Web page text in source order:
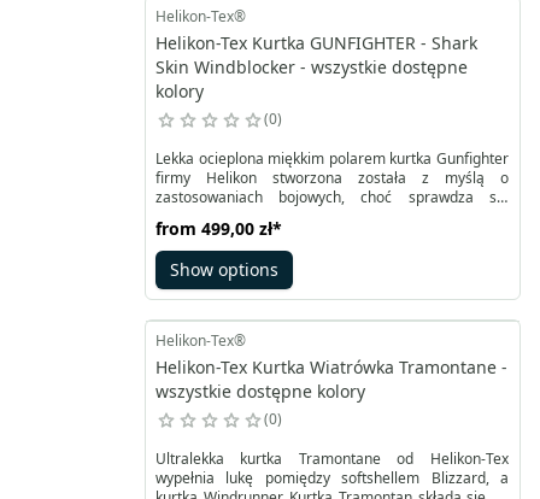
Helikon-Tex®
Helikon-Tex Kurtka GUNFIGHTER - Shark
Skin Windblocker - wszystkie dostępne
kolory
0
Lekka ocieplona miękkim polarem kurtka Gunfighter
firmy Helikon stworzona została z myślą o
zastosowaniach bojowych, choć sprawdza się
funkcjonalności i jakości. Chroni przed wiatrem,
drobnym deszczem czy pyłem dzięki elastycznej
tkaninie softshellowej Shark Skin.
from 499,00 zł*
Show options
Helikon-Tex®
Helikon-Tex Kurtka Wiatrówka Tramontane -
wszystkie dostępne kolory
0
Ultralekka kurtka Tramontane od Helikon-Tex
wypełnia lukę pomiędzy softshellem Blizzard, a